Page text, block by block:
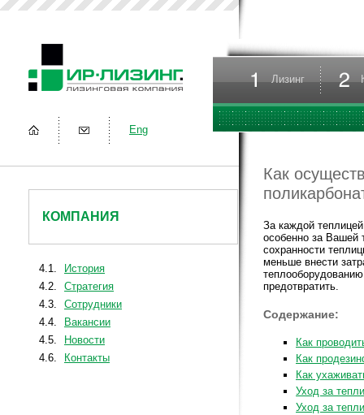
Eng
КОМПАНИЯ
4.1.
История
4.2.
Стратегия
4.3.
Сотрудники
4.4.
Вакансии
4.5.
Новости
4.6.
Контакты
Лизинг
Как
За каждой
особенно за Вашей
сохранности
меньше внести
предотвратить.
Содержание:
Как
Как
Как
Уход за
Уход за